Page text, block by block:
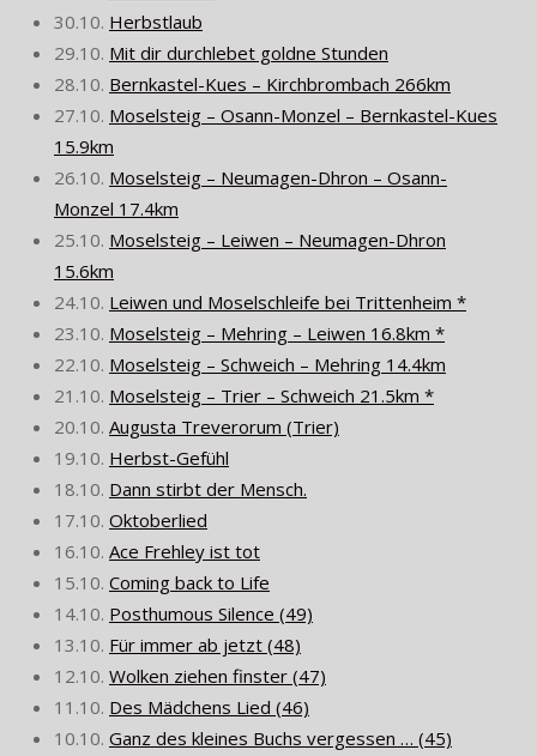
30.10. Herbstlaub
29.10. Mit dir durchlebet goldne Stunden
28.10. Bernkastel-Kues – Kirchbrombach 266km
27.10. Moselsteig – Osann-Monzel – Bernkastel-Kues
15.9km
26.10. Moselsteig – Neumagen-Dhron – Osann-
Monzel 17.4km
25.10. Moselsteig – Leiwen – Neumagen-Dhron
15.6km
24.10. Leiwen und Moselschleife bei Trittenheim *
23.10. Moselsteig – Mehring – Leiwen 16.8km *
22.10. Moselsteig – Schweich – Mehring 14.4km
21.10. Moselsteig – Trier – Schweich 21.5km *
20.10. Augusta Treverorum (Trier)
19.10. Herbst-Gefühl
18.10. Dann stirbt der Mensch.
17.10. Oktoberlied
16.10. Ace Frehley ist tot
15.10. Coming back to Life
14.10. Posthumous Silence (49)
13.10. Für immer ab jetzt (48)
12.10. Wolken ziehen finster (47)
11.10. Des Mädchens Lied (46)
10.10. Ganz des kleines Buchs vergessen … (45)